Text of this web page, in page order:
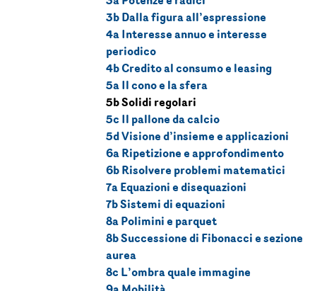
3b Dalla figura all’espressione
4a Interesse annuo e interesse
periodico
4b Credito al consumo e leasing
5a Il cono e la sfera
5b Solidi regolari
5c Il pallone da calcio
5d Visione d’insieme e applicazioni
6a Ripetizione e approfondimento
6b Risolvere problemi matematici
7a Equazioni e disequazioni
7b Sistemi di equazioni
8a Polimini e parquet
8b Successione di Fibonacci e sezione
aurea
8c L’ombra quale immagine